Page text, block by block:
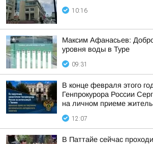
10:16
Максим Афанасьев:
уровня воды в Туре
09:31
В конце февраля этого
Генпрокурора России
на личном приеме
12:07
В Паттайе сейчас